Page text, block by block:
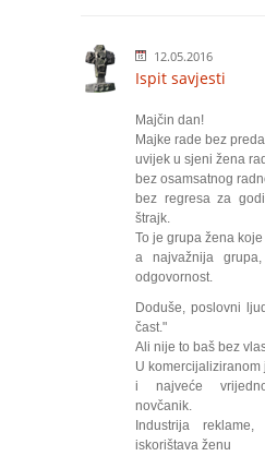
12.05.2016
Ispit savjesti
Majčin dan!
Majke rade bez
uvijek u sjeni žena
bez osamsatnog
bez regresa za
štrajk.
To je grupa žena
a najvažnija
odgovornost.
Doduše, poslovni
čast."
Ali nije to baš bez
U komercijaliziranom
i najveće
novčanik.
Industrija
iskorištava ženu